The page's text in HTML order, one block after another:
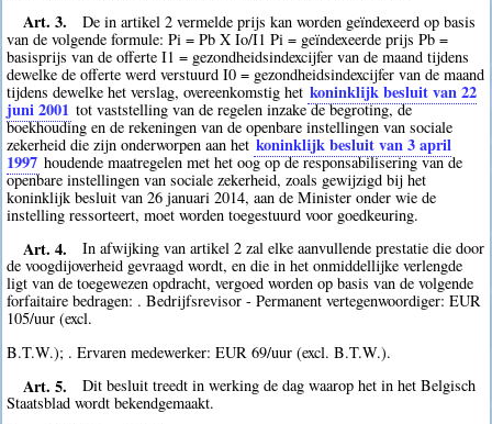
Art. 3.
De in artikel 2 vermelde prijs kan worden geïndexeerd op basis
van de volgende formule: Pi = Pb X Io/I1 Pi = geïndexeerde prijs Pb =
basisprijs van de offerte I1 = gezondheidsindexcijfer van de maand tijdens
dewelke de offerte werd verstuurd I0 = gezondheidsindexcijfer van de maand
tijdens dewelke het verslag, overeenkomstig het koninklijk besluit van 22
juni 2001 tot vaststelling van de regelen inzake de begroting, de
boekhouding en de rekeningen van de openbare instellingen van sociale
zekerheid die zijn onderworpen aan het koninklijk besluit van 3 april
1997 houdende maatregelen met het oog op de responsabilisering van de
openbare instellingen van sociale zekerheid, zoals gewijzigd bij het
koninklijk besluit van 26 januari 2014, aan de Minister onder wie de
instelling ressorteert, moet worden toegestuurd voor goedkeuring.
Art. 4.
In afwijking van artikel 2 zal elke aanvullende prestatie die door
de voogdijoverheid gevraagd wordt, en die in het onmiddellijke verlengde
ligt van de toegewezen opdracht, vergoed worden op basis van de volgende
forfaitaire bedragen: . Bedrijfsrevisor - Permanent vertegenwoordiger: EUR
105/uur (excl.
B.T.W.); . Ervaren medewerker: EUR 69/uur (excl. B.T.W.).
Art. 5.
Dit besluit treedt in werking de dag waarop het in het Belgisch
Staatsblad wordt bekendgemaakt.